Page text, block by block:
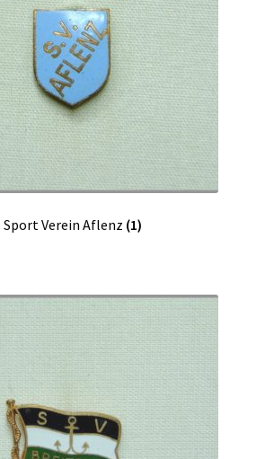
Sport Verein Aflenz (1)